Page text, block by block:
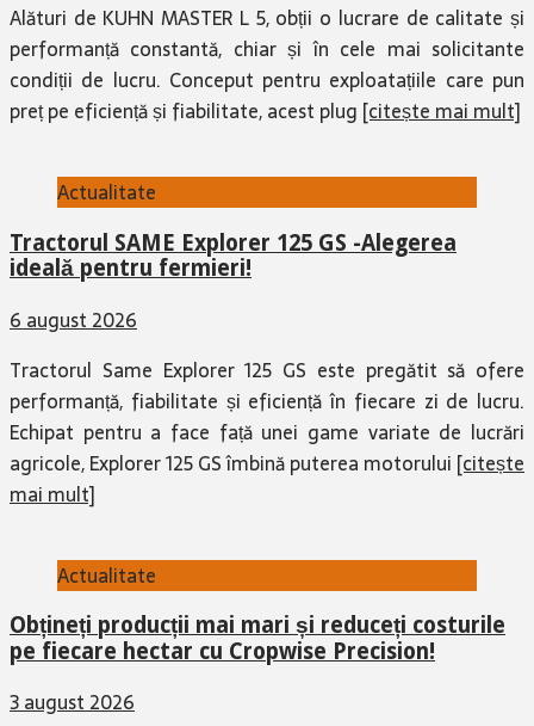
Alături de KUHN MASTER L 5, obții o lucrare de calitate și
performanță constantă, chiar și în cele mai solicitante
condiții de lucru. Conceput pentru exploatațiile care pun
preț pe eficiență și fiabilitate, acest plug [citește mai mult]
Actualitate
Tractorul SAME Explorer 125 GS -Alegerea
ideală pentru fermieri!
6 august 2026
Tractorul Same Explorer 125 GS este pregătit să ofere
performanță, fiabilitate și eficiență în fiecare zi de lucru.
Echipat pentru a face față unei game variate de lucrări
agricole, Explorer 125 GS îmbină puterea motorului [citește
mai mult]
Actualitate
Obțineți producții mai mari și reduceți costurile
pe fiecare hectar cu Cropwise Precision!
3 august 2026